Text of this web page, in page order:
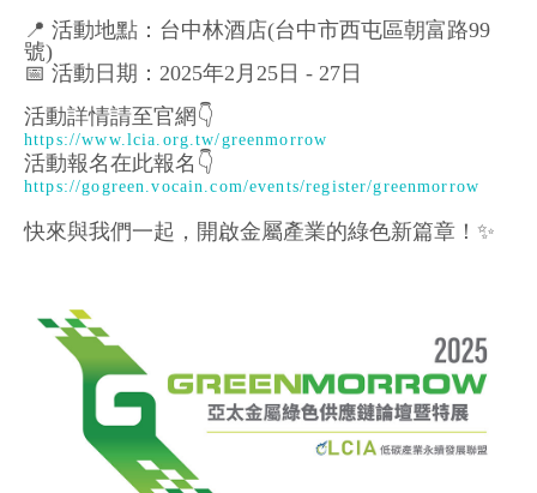
📍 活動地點：台中林酒店(台中市西屯區朝富路99
號)
📅 活動日期：2025年2月25日 - 27日
活動詳情請至官網👇
https://www.lcia.org.tw/greenmorrow
活動報名在此報名👇
https://gogreen.vocain.com/events/register/greenmorrow
快來與我們一起，開啟金屬產業的綠色新篇章！✨